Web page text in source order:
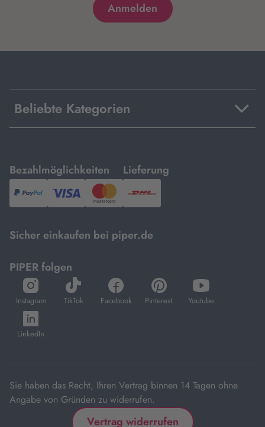
Beliebte Kategorien
Bezahlmöglichkeiten
mit
PayPal,Visa
und
Lieferung
mit
DHL.
Sicher einkaufen bei piper.de
PIPER folgen
Instagram
öffnet
in
neuem
Tab
TikTok
öffnet
in
Facebook
öffnet
in
Pinterest
öffnet
in
Youtube
öffnet
in
LinkedIn
öffnet
in
Sie haben das Recht, Ihren Vertrag binnen 14 Tagen ohne
Angabe von Gründen zu widerrufen.
Vertrag widerrufen